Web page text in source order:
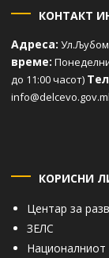
КОНТАКТ
Адреса:
време:
до 11:00 часот)
КОРИСНИ
Центар за
ЗЕЛС
Националниот